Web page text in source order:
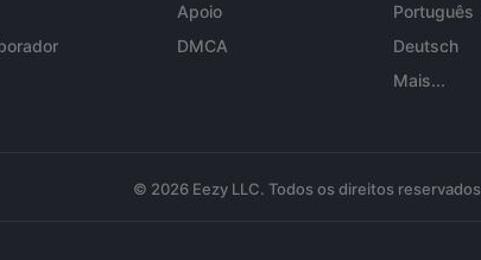
Apoio
DMCA
Português
Deutsch
Mais...
© 2026 Eezy LLC. Todos os direitos reservados